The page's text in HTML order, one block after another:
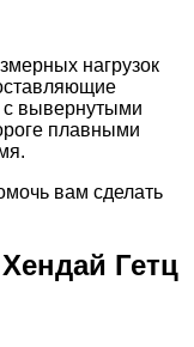
нагрузок
с вывернутыми
плавными
вам сделать
Гетц